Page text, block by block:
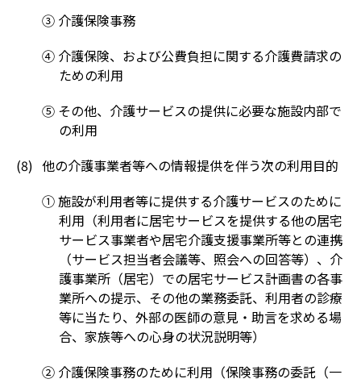
③ 介護保険事務
④ 介護保険、および公費負担に関する介護費請求の
ための利用
⑤ その他、介護サービスの提供に必要な施設内部で
の利用
他の介護事業者等への情報提供を伴う次の利用目的
① 施設が利用者等に提供する介護サービスのために
利用（利用者に居宅サービスを提供する他の居宅
サービス事業者や居宅介護支援事業所等との連携
（サービス担当者会議等、照会への回答等）、介
護事業所（居宅）での居宅サービス計画書の各事
業所への提示、その他の業務委託、利用者の診療
等に当たり、外部の医師の意見・助言を求める場
合、家族等への心身の状況説明等）
② 介護保険事務のために利用（保険事務の委託（一